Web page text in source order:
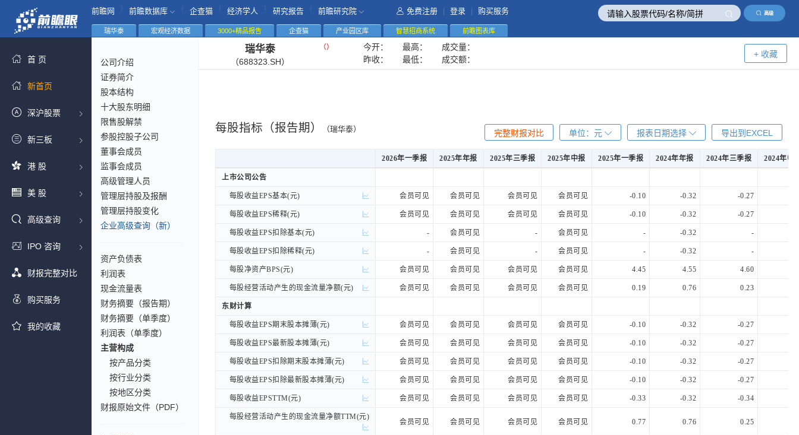
高级
前瞻网 前瞻数据库 企查猫 经济学人 研究报告 前瞻研究院 免费注册 登录 购买服务
首 页
新首页
深沪股票
新三板
港 股
美 股
高级查询
IPO 咨询
财报完整对比
购买服务
我的收藏
瑞华泰 宏观经济数据 3000+精品报告 企查猫 产业园区库 智慧招商系统 前瞻图表库
公司介绍
证券简介
股本结构
十大股东明细
限售股解禁
参股控股子公司
董事会成员
监事会成员
高级管理人员
管理层持股及报酬
管理层持股变化
企业高级查询（新）
资产负债表
利润表
现金流量表
财务摘要（报告期）
财务摘要（单季度）
利润表（单季度）
主营构成
按产品分类
按行业分类
按地区分类
财报原始文件（PDF）
瑞华泰
（688323.SH）
（） 今开： 最高：
成交量：
昨收：
最低： 成交额：
+ 收藏
每股指标（报告期） （瑞华泰） 导出到EXCEL
报表日期选择
单位： 元
完整财报对比
2026年一季报 2025年年报 2025年三季报 2025年中报 2025年一季报 2024年年报 2024年三季报
2024年中
上市公司公告
每股收益EPS基本(元) 会员可见 会员可见 会员可见 会员可见 -0.10 -0.32 -0.27
每股收益EPS稀释(元) 会员可见 会员可见 会员可见 会员可见 -0.10 -0.32 -0.27
每股收益EPS扣除基本(元) - 会员可见 - 会员可见 - -0.32 -
每股收益EPS扣除稀释(元) - 会员可见 - 会员可见 - -0.32 -
每股净资产BPS(元) 会员可见 会员可见 会员可见 会员可见 4.45 4.55 4.60
每股经营活动产生的现金流量净额(元) 会员可见 会员可见 会员可见 会员可见 0.19 0.76 0.23
东财计算
每股收益EPS期末股本摊薄(元) 会员可见 会员可见 会员可见 会员可见 -0.10 -0.32 -0.27
每股收益EPS最新股本摊薄(元) 会员可见 会员可见 会员可见 会员可见 -0.10 -0.32 -0.27
每股收益EPS扣除期末股本摊薄(元) 会员可见 会员可见 会员可见 会员可见 -0.10 -0.32 -0.27
每股收益EPS扣除最新股本摊薄(元) 会员可见 会员可见 会员可见 会员可见 -0.10 -0.32 -0.27
每股收益EPSTTM(元) 会员可见 会员可见 会员可见 会员可见 -0.33 -0.32 -0.34
每股经营活动产生的现金流量净额TTM(元)
会员可见 会员可见 会员可见 会员可见 0.77 0.76 0.25
上市公司公告
每股收益EPS基本(元)
每股收益EPS稀释(元)
每股收益EPS扣除基本(元)
每股收益EPS扣除稀释(元)
每股净资产BPS(元)
每股经营活动产生的现金流量净额(元)
东财计算
每股收益EPS期末股本摊薄(元)
每股收益EPS最新股本摊薄(元)
每股收益EPS扣除期末股本摊薄(元)
每股收益EPS扣除最新股本摊薄(元)
每股收益EPSTTM(元)
每股经营活动产生的现金流量净额TTM(元)